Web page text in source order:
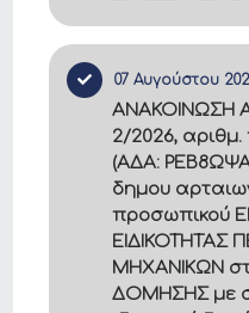
07 Αυγούστου
ΑΝΑΚΟΙΝΩΣΗ
2/2026, αριθμ.
(ΑΔΑ:
δημου
προσωπικού
ΕΙΔΙΚΟΤΗΤΑΣ
ΜΗΧΑΝΙΚΩΝ
ΔΟΜΗΣΗΣ με